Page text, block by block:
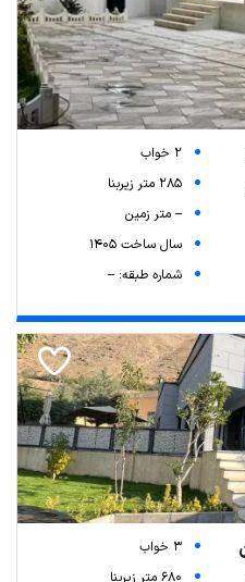
2 خواب
285 متر زیربنا
-- متر زمین
سال ساخت 1405
شماره طبقه: --
3 خواب
680 متر زیربنا